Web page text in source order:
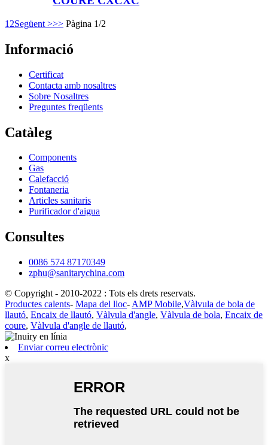
1 2Següent >>> Pàgina 1/2
Informació
Certificat
Contacta amb nosaltres
Sobre Nosaltres
Preguntes freqüents
Catàleg
Components
Gas
Calefacció
Fontaneria
Articles sanitaris
Purificador d'aigua
Consultes
0086 574 87170349
zphu@sanitarychina.com
© Copyright - 2010-2022 : Tots els drets reservats.
Productes calents- Mapa del lloc- AMP Mobile,Vàlvula de bola de
llautó, Encaix de llautó, Vàlvula d'angle, Vàlvula de bola, Encaix de
coure, Vàlvula d'angle de llautó,
Enviar correu electrònic
x